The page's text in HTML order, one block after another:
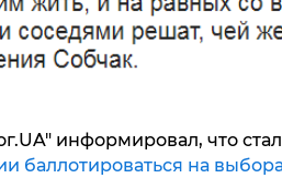
информировал, что
баллотироваться на